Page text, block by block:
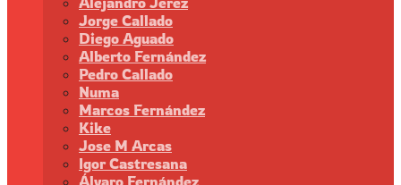
Jorge Callado
Diego Aguado
Alberto Fernández
Pedro Callado
Numa
Marcos Fernández
Kike
Jose M Arcas
Igor Castresana
Álvaro Fernández